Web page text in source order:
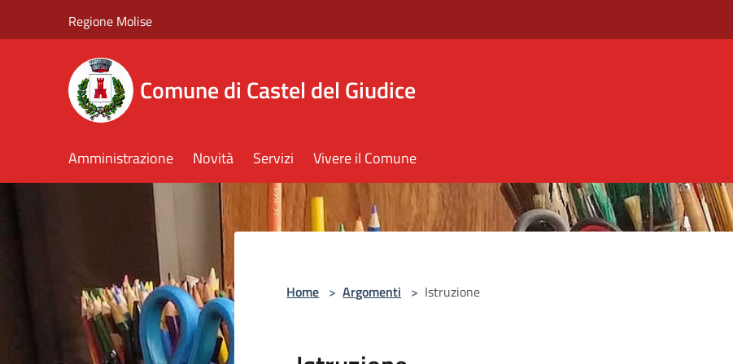
Regione Molise
Comune di Castel del Giudice
Amministrazione Novità Servizi Vivere il Comune
Home > Argomenti > Istruzione